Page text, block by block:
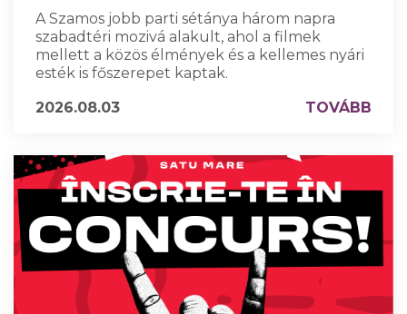
A Szamos jobb parti sétánya három napra
szabadtéri mozivá alakult, ahol a filmek
mellett a közös élmények és a kellemes nyári
esték is főszerepet kaptak.
2026.08.03
TOVÁBB